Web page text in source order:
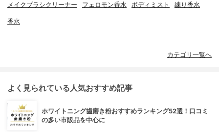
メイクブラシクリーナー フェロモン香水 ボディミスト 練り香水
香水
カテゴリ一覧へ
よく見られている人気おすすめ記事
ホワイトニング歯磨き粉おすすめランキング52選！口コミ
の多い市販品を中心に